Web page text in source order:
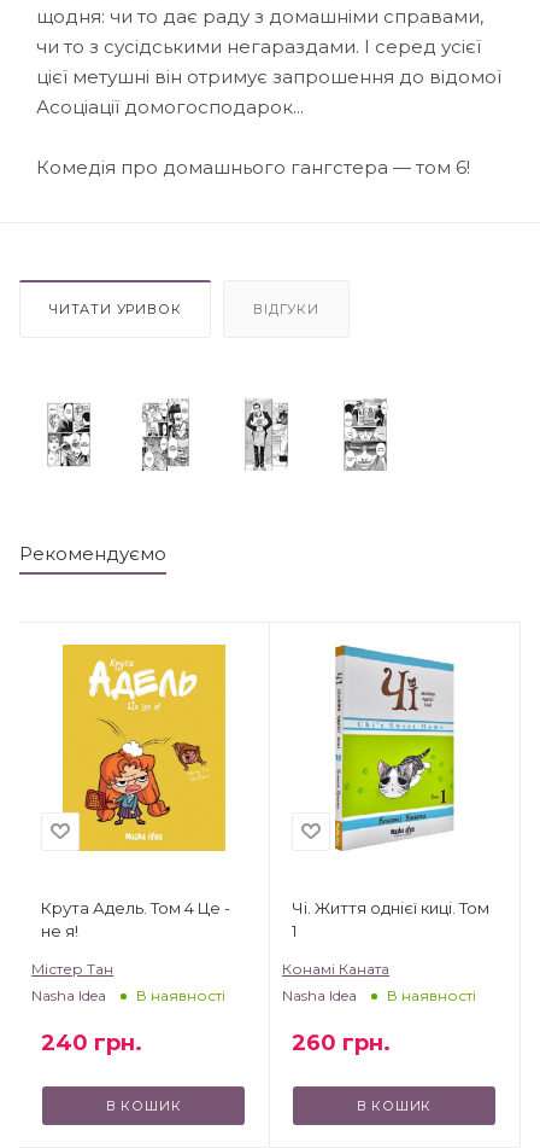
щодня: чи то дає раду з домашніми справами,
чи то з сусідськими негараздами. І серед усієї
цієї метушні він отримує запрошення до відомої
Асоціації домогосподарок...
Комедія про домашнього гангстера — том 6!
ЧИТАТИ УРИВОК ВІДГУКИ
Рекомендуємо
Крута Адель. Том 4 Це -
не я!
Містер Тан
Nasha Idea
В наявності
240 грн.
В КОШИК
Чі. Життя однієї киці. Том
1
Конамі Каната
Nasha Idea
В наявності
260 грн.
В КОШИК